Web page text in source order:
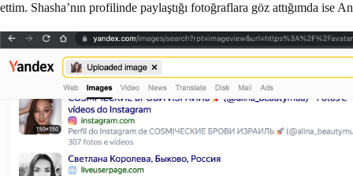
ettim. Shasha’nın profilinde paylaştığı fotoğraflara göz attığımda ise